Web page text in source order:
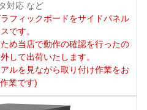
対応 など
フィックボードをサイドパネル
です。
め当店で動作の確認を行ったの
して出荷いたします。
ルを見ながら取り付け作業をお
業です)